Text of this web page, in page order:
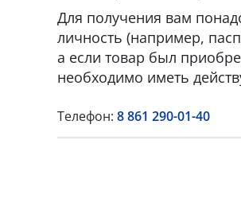
Для получения вам
личность (например,
а если товар был
необходимо иметь
Телефон: 8 861 290-01-40